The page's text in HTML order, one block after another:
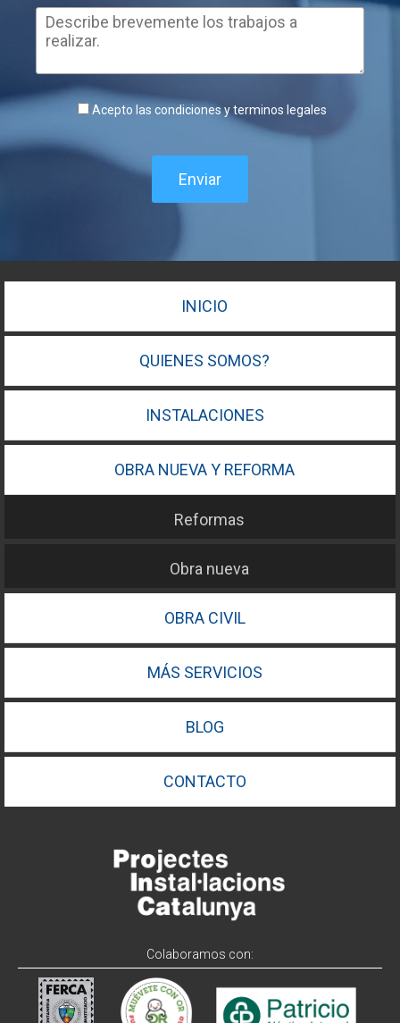
Acepto las condiciones y terminos legales
Enviar
INICIO
QUIENES SOMOS?
INSTALACIONES
OBRA NUEVA Y REFORMA
Reformas
Obra nueva
OBRA CIVIL
MÁS SERVICIOS
BLOG
CONTACTO
Colaboramos con: